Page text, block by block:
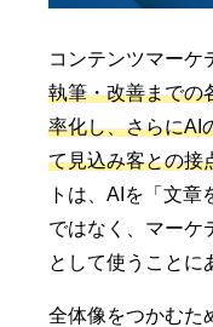
コンテンツマーケ
執筆・改善までの
率化し、さらにAI
て見込み客との接
トは、AIを「文
ではなく、マーケ
として使うことに
全体像をつかむた